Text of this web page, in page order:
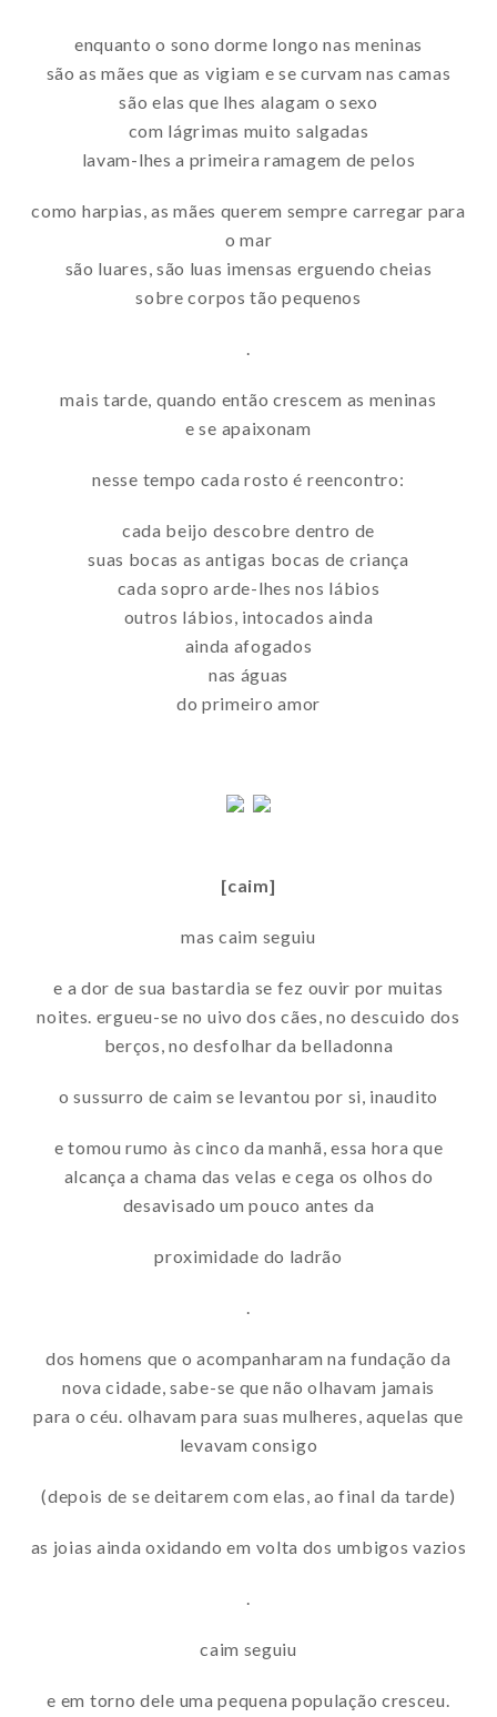
enquanto o sono dorme longo nas meninas
são as mães que as vigiam e se curvam nas camas
são elas que lhes alagam o sexo
com lágrimas muito salgadas
lavam-lhes a primeira ramagem de pelos
como harpias, as mães querem sempre carregar para
o mar
são luares, são luas imensas erguendo cheias
sobre corpos tão pequenos
.
mais tarde, quando então crescem as meninas
e se apaixonam
nesse tempo cada rosto é reencontro:
cada beijo descobre dentro de
suas bocas as antigas bocas de criança
cada sopro arde-lhes nos lábios
outros lábios, intocados ainda
ainda afogados
nas águas
do primeiro amor
[caim]
mas caim seguiu
e a dor de sua bastardia se fez ouvir por muitas
noites. ergueu-se no uivo dos cães, no descuido dos
berços, no desfolhar da belladonna
o sussurro de caim se levantou por si, inaudito
e tomou rumo às cinco da manhã, essa hora que
alcança a chama das velas e cega os olhos do
desavisado um pouco antes da
proximidade do ladrão
.
dos homens que o acompanharam na fundação da
nova cidade, sabe-se que não olhavam jamais
para o céu. olhavam para suas mulheres, aquelas que
levavam consigo
(depois de se deitarem com elas, ao final da tarde)
as joias ainda oxidando em volta dos umbigos vazios
.
caim seguiu
e em torno dele uma pequena população cresceu.